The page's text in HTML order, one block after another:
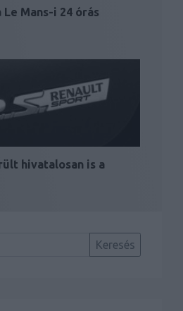
Le Mans-i 24 órás
hivatalosan is a